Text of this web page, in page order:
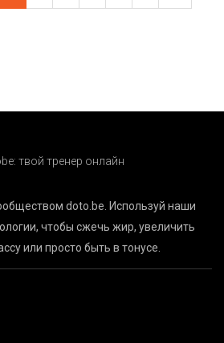
doto.be. Используй наши
чтобы сжечь жир, увеличить
или просто быть в тонусе.